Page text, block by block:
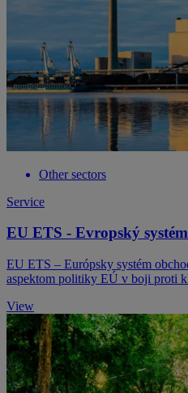
Other sectors
Service
EU ETS - Evropský
EU ETS – Európsky systém
aspektom politiky EÚ v boji proti
View